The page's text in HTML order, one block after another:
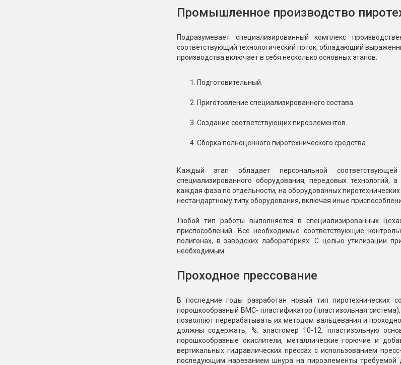
Промышленное производство
Подразумевает специализированный комплекс
соответствующий технологический поток, обладающий
производства включает в себя несколько основных этапов:
Подготовительный.
Приготовление специализированного состава.
Создание соответствующих пироэлементов.
Сборка полноценного пиротехнического средства.
Каждый этап обладает персональной
специализированного оборудования, передовых
каждая фаза по отдельности, на оборудованных
нестандартному типу оборудования, включая иные
Любой тип работы выполняется в специализированных
приспособлений. Все необходимые соответствующие
полигонах, в заводских лабораториях. С целью утилизации
необходимым.
Проходное прессование
В последние годы разработан новый тип пиротехнических
порошкообразный ВМС- пластификатор (пластизольная
позволяют перерабатывать их методом вальцевания и
должны содержать, %: эластомер 10-12, пластизольную
порошкообразные окислители, металлические горючие и
вертикальных гидравлических прессах с использованием
последующим нарезанием шнура на пироэлементы требуемой